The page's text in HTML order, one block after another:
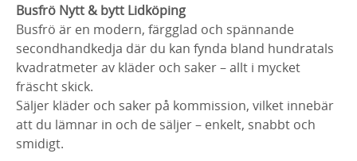
Busfrö Nytt & bytt Lidköping
Busfrö är en modern, färgglad och spännande
secondhandkedja där du kan fynda bland hundratals
kvadratmeter av kläder och saker – allt i mycket
fräscht skick.
Säljer kläder och saker på kommission, vilket innebär
att du lämnar in och de säljer – enkelt, snabbt och
smidigt.